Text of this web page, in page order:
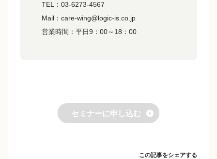
TEL：03-6273-4567
Mail：care-wing@logic-is.co.jp
営業時間：平日9：00～18：00
セミナーに申し込む
この記事をシェアする